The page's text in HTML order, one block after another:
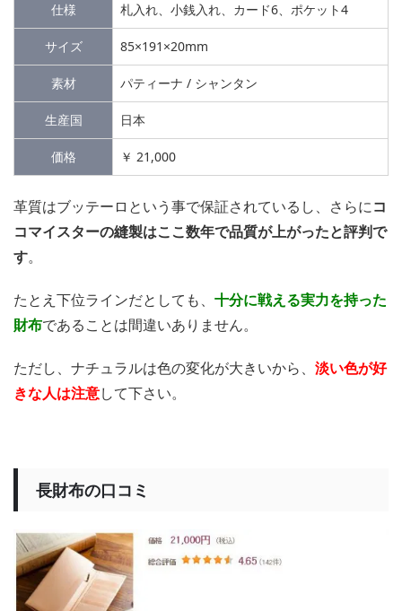
仕様 札入れ、小銭入れ、カード6、ポケット4
サイズ 85×191×20mm
素材 パティーナ / シャンタン
生産国 日本
価格 ￥ 21,000
革質はブッテーロという事で保証されているし、さらにコ
コマイスターの縫製はここ数年で品質が上がったと評判で
す。
たとえ下位ラインだとしても、 十分に戦える実力を持った
財布であることは間違いありません。
ただし、ナチュラルは色の変化が大きいから、 淡い色が好
きな人は注意して下さい。
長財布の口コミ